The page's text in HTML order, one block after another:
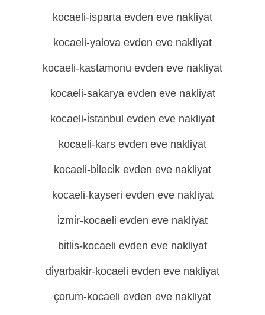
kocaeli-isparta evden eve nakliyat
kocaeli-yalova evden eve nakliyat
kocaeli-kastamonu evden eve nakliyat
kocaeli-sakarya evden eve nakliyat
kocaeli-i̇stanbul evden eve nakliyat
kocaeli-kars evden eve nakliyat
kocaeli-bi̇leci̇k evden eve nakliyat
kocaeli-kayseri evden eve nakliyat
i̇zmi̇r-kocaeli evden eve nakliyat
bi̇tli̇s-kocaeli evden eve nakliyat
di̇yarbakir-kocaeli evden eve nakliyat
çorum-kocaeli evden eve nakliyat